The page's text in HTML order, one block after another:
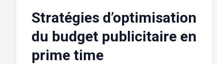
Stratégies d’optimisation
du budget publicitaire en
prime time